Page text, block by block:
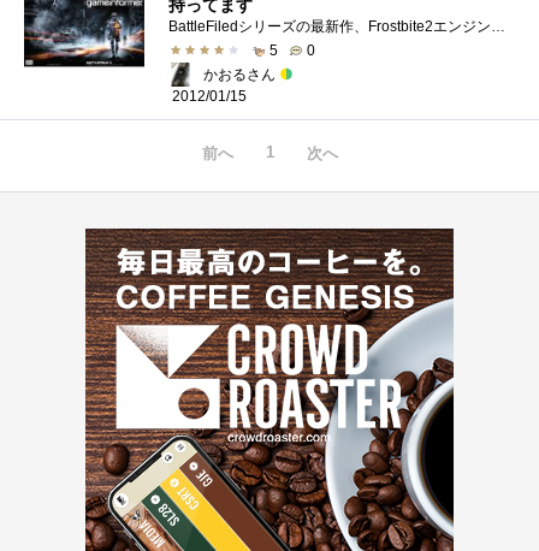
持ってます
BattleFiledシリーズの最新作、Frostbite2エンジンを使った綺麗なグラフィックが特徴。やってみてですが重いです、GTX295でも重いです。フルHDでやろう...
5
0
かおるさん
2012/01/15
前へ 1 次へ